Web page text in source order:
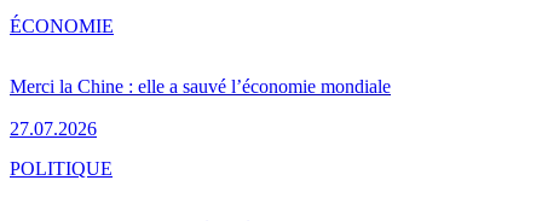
Merci la Chine : elle a sauvé l’économie mondiale
27.07.2026
ÉCONOMIE
POLITIQUE